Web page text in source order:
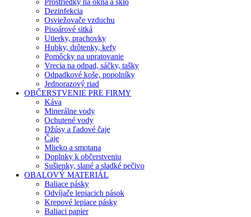
Prostriedky na okná a sklo
Dezinfekcia
Osviežovače vzduchu
Pisoárové sitká
Utierky, prachovky
Hubky, drôtenky, kefy
Pomôcky na upratovanie
Vrecia na odpad, sáčky, tašky
Odpadkové koše, popolníky
Jednorazový riad
OBČERSTVENIE PRE FIRMY
Káva
Minerálne vody
Ochutené vody
Džúsy a ľadové čaje
Čaje
Mlieko a smotana
Doplnky k občerstveniu
Sušienky, slané a sladké pečivo
OBALOVÝ MATERIÁL
Baliace pásky
Odvíjače lepiacich pások
Krepové lepiace pásky
Baliaci papier